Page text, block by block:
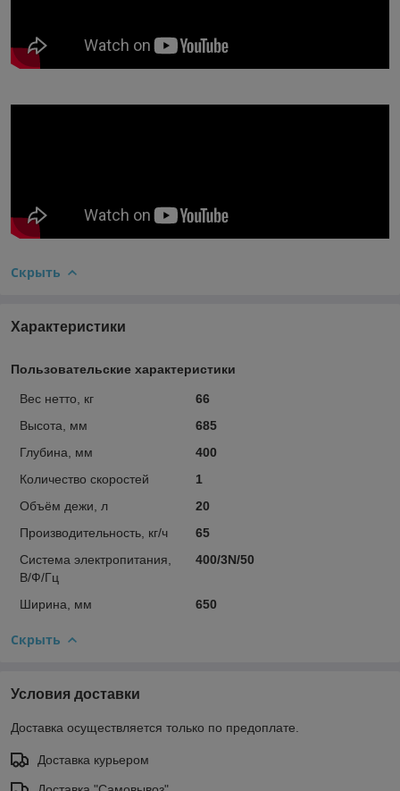
Скрыть
Характеристики
Пользовательские характеристики
Вес нетто, кг
66
Высота, мм
685
Глубина, мм
400
Количество скоростей
1
Объём дежи, л
20
Производительность, кг/ч
65
Система электропитания,
В/Ф/Гц
400/3N/50
Ширина, мм 650
Скрыть
Условия доставки
Доставка осуществляется только по предоплате.
Доставка курьером